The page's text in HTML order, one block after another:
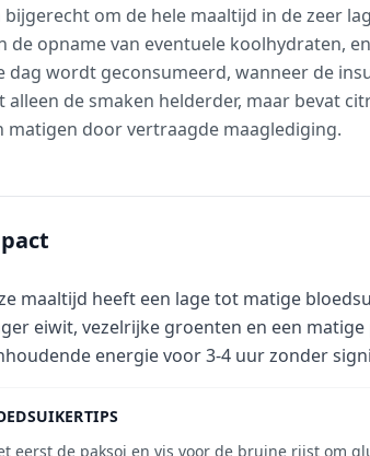
om de hele maaltijd in de zeer
de opname van eventuele koolhydraten,
dag wordt geconsumeerd, wanneer de
de smaken helderder, maar bevat
matigen door vertraagde maaglediging.
maaltijd heeft een lage tot matige
eiwit, vezelrijke groenten en een
energie voor 3-4 uur zonder
eerst de paksoi en vis voor de bruine rijst om